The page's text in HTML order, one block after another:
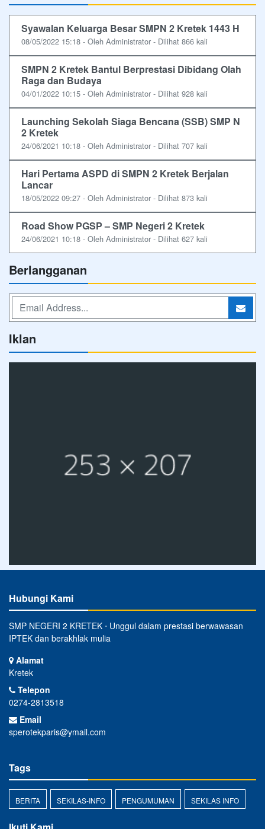
Syawalan Keluarga Besar SMPN 2 Kretek 1443 H
08/05/2022 15:18 - Oleh Administrator - Dilihat 866 kali
SMPN 2 Kretek Bantul Berprestasi Dibidang Olah
Raga dan Budaya
04/01/2022 10:15 - Oleh Administrator - Dilihat 928 kali
Launching Sekolah Siaga Bencana (SSB) SMP N
2 Kretek
24/06/2021 10:18 - Oleh Administrator - Dilihat 707 kali
Hari Pertama ASPD di SMPN 2 Kretek Berjalan
Lancar
18/05/2022 09:27 - Oleh Administrator - Dilihat 873 kali
Road Show PGSP – SMP Negeri 2 Kretek
24/06/2021 10:18 - Oleh Administrator - Dilihat 627 kali
Berlangganan
Iklan
Hubungi Kami
SMP NEGERI 2 KRETEK ⋅ Unggul dalam prestasi berwawasan
IPTEK dan berakhlak mulia
Alamat
Kretek
Telepon
0274-2813518
Email
sperotekparis@ymail.com
Tags
BERITA SEKILAS-INFO PENGUMUMAN SEKILAS INFO